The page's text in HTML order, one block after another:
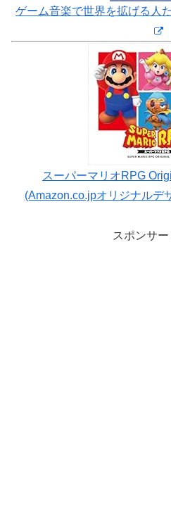
ゲーム音楽で世界を拡げる人
スーパーマリオRPG
(Amazon.co.jpオリジナルデ
スポンサー